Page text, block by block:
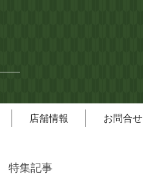
店舗情報 お問合せ
特集記事